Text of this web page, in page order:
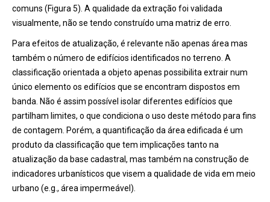
comuns (Figura 5). A qualidade da extração foi validada
visualmente, não se tendo construído uma matriz de erro.
Para efeitos de atualização, é relevante não apenas área mas
também o número de edifícios identificados no terreno. A
classificação orientada a objeto apenas possibilita extrair num
único elemento os edifícios que se encontram dispostos em
banda. Não é assim possível isolar diferentes edifícios que
partilham limites, o que condiciona o uso deste método para fins
de contagem. Porém, a quantificação da área edificada é um
produto da classificação que tem implicações tanto na
atualização da base cadastral, mas também na construção de
indicadores urbanísticos que visem a qualidade de vida em meio
urbano (e.g., área impermeável).